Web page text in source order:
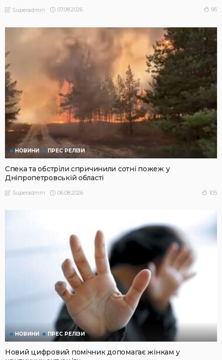
Superadmin 07.08.2026 95
НОВИНИ ПРЕС РЕЛІЗИ
Спека та обстріли спричинили сотні пожеж у
Дніпропетровській області
Superadmin 06.08.2026 105
НОВИНИ ПРЕС РЕЛІЗИ
Новий цифровий помічник допомагає жінкам у